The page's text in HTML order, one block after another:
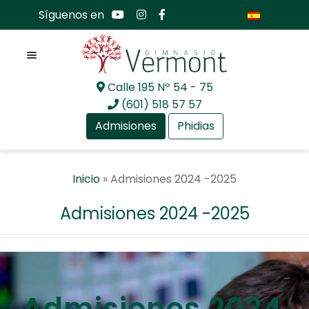
Síguenos en
Ir
a
la
Ir
al
contenido
Calle 195 Nº 54 - 75
(601) 518 57 57
Admisiones
Phidias
Menú
hijo
el
menú
hijo
Actualidad
el
menú
Comunidad GV
Inicio »Admisiones 2024 -2025
Admisiones 2024 -2025